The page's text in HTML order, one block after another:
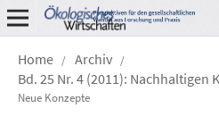
Home / Archiv /
Bd. 25 Nr. 4 (2011):
Neue Konzepte